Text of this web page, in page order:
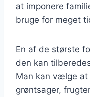
at imponere
bruge for meget
En af de største
den kan
Man kan vælge
grøntsager,